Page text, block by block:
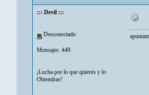
::: Devil :::
Desconectado
Mensajes: 449
¡Lucha por lo que quieres y lo
Obtendras!